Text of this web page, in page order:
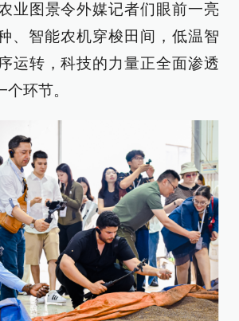
业图景令外媒记者们眼前一亮
智能农机穿梭田间，低温智
运转，科技的力量正全面渗透
环节。